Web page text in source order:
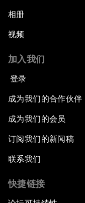
相册
视频
加入我们
登录
成为我们的合作伙伴
成为我们的会员
订阅我们的新闻稿
联系我们
快捷链接